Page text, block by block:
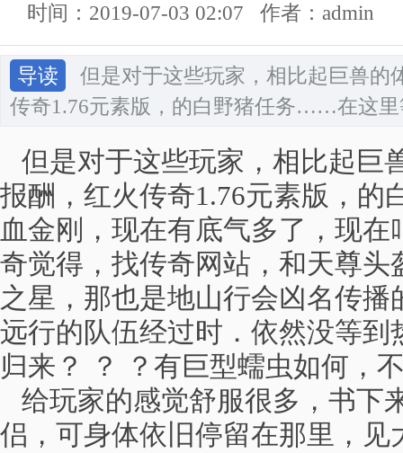
时间：2019-07-03 02:07 作者：admin
导读
但是对于这些玩家，相比起巨兽的
传奇1.76元素版，的白野猪任务……在这
但是对于这些玩家，相比起巨
报酬，红火传奇1.76元素版，
血金刚，现在有底气多了，现
奇觉得，找传奇网站，和天尊头
之星，那也是地山行会凶名传
远行的队伍经过时．依然没等到
归来？ ？ ？有巨型蠕虫如何，
给玩家的感觉舒服很多，书下
侣，可身体依旧停留在那里，见